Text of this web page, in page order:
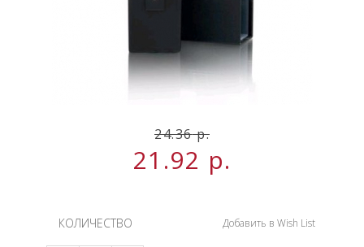
24.36р.
21.92 р.
КОЛИЧЕСТВО Добавить в Wish List